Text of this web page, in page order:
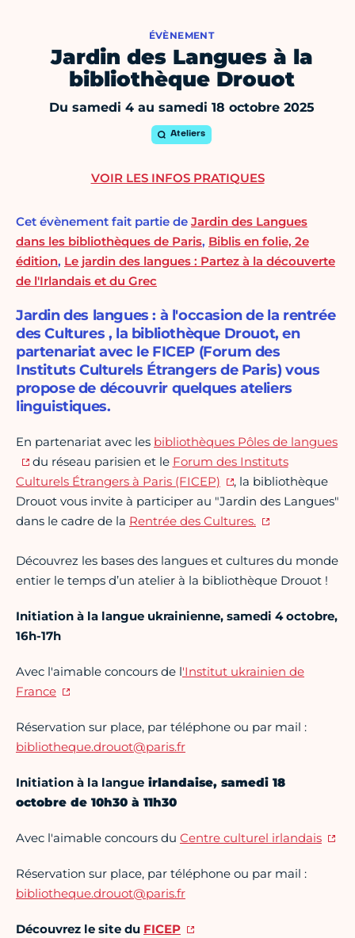
ÉVÈNEMENT
Jardin des Langues à la
bibliothèque Drouot
Du samedi 4 au samedi 18 octobre 2025
Ateliers
Cet évènement fait partie de Jardin des Langues
dans les bibliothèques de Paris, Biblis en folie, 2e
édition, Le jardin des langues : Partez à la découverte
de l'Irlandais et du Grec
Jardin des langues : à l'occasion de la rentrée
des Cultures , la bibliothèque Drouot, en
partenariat avec le FICEP (Forum des
Instituts Culturels Étrangers de Paris) vous
propose de découvrir quelques ateliers
linguistiques.
En partenariat avec les bibliothèques Pôles de langues
du réseau parisien et le Forum des Instituts
Culturels Étrangers à Paris (FICEP)
, la bibliothèque
Drouot vous invite à participer au "Jardin des Langues"
dans le cadre de la Rentrée des Cultures.
Découvrez les bases des langues et cultures du monde
entier le temps d’un atelier à la bibliothèque Drouot !
Initiation à la langue ukrainienne, samedi 4 octobre,
16h-17h
Avec l'aimable concours de l'Institut ukrainien de
France
Réservation sur place, par téléphone ou par mail :
bibliotheque.drouot@paris.fr
Initiation à la langue irlandaise, samedi 18
octobre de 10h30 à 11h30
Avec l'aimable concours du Centre culturel irlandais
Réservation sur place, par téléphone ou par mail :
bibliotheque.drouot@paris.fr
Découvrez le site du FICEP
VOIR LES INFOS PRATIQUES